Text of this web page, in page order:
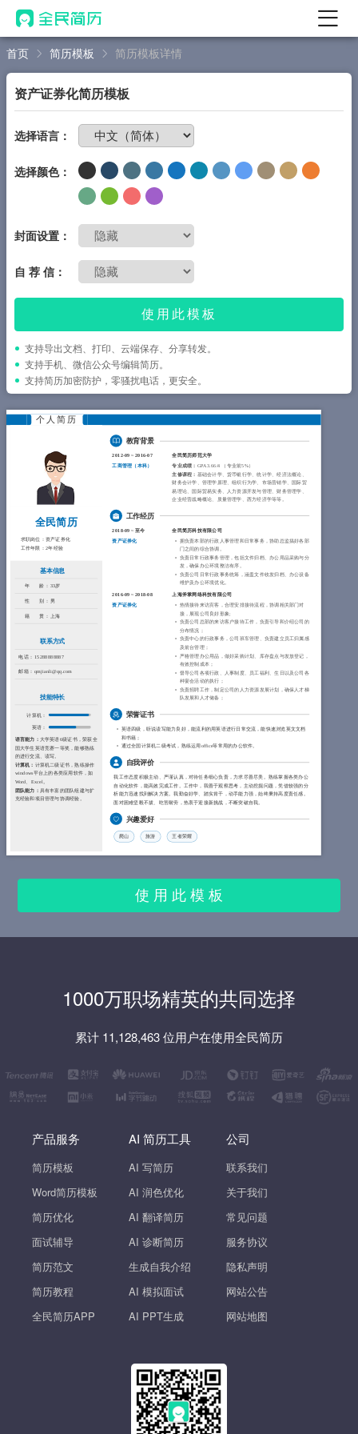
首页
AI 简历工具
AI 优化简历
AI 翻译简历
AI 诊断简历
AI 模拟面试
面试自我介绍
简历教程
登录 / 注册
首页 简历模板 简历模板详情
资产证券化简历模板
选择语言：
选择颜色：
封面设置：
自 荐 信：
使用此模板
支持导出文档、打印、云端保存、分享转发。
支持手机、微信公众号编辑简历。
支持简历加密防护，零骚扰电话，更安全。
个人简历
全民简历
求职岗位： 资产证券化
工作年限： 2年经验
基本信息
年 龄： 33岁
性 别： 男
籍 贯： 上海
联系方式
电话： 15288888887
邮箱： qmjianli@qq.com
技能特长
计算机：
英语：
语言能力： 大学英语6级证书，荣获全
国大学生英语竞赛一等奖，能够熟练
的进行交流、读写。
计算机： 计算机二级证书，熟练操作
windows平台上的各类应用软件，如
Word、Excel。
团队能力： 具有丰富的团队组建与扩
充经验和项目管理与协调经验。
教育背景
2012-09 ~ 2016-07
工商管理（本科）
全民简历师范大学
专业成绩： GPA 3.66/4 （专业前5%）
主修课程： 基础会计学、货币银行学、统计学、经济法概论、
财务会计学、管理学原理、组织行为学、市场营销学、国际贸
易理论、国际贸易实务、人力资源开发与管理、财务管理学、
企业经营战略概论、质量管理学、西方经济学等等。
工作经历
2018-09 ~ 至今
资产证券化
全民简历科技有限公司
拥负责本部的行政人事管理和日常事务，协助总监搞好各部
门之间的综合协调。
负责日常行政事务管理，包括文件归档、办公用品采购与分
发，确保办公环境整洁有序。
负责公司日常行政事务统筹，涵盖文件收发归档、办公设备
维护及办公环境优化。
2016-09 ~ 2018-08
资产证券化
上海斧掌网络科技有限公司
热情接待来访宾客，合理安排接待流程，协调相关部门对
接，展现公司良好形象;
负责公司总部的来访客户接待工作，负责引导和介绍公司的
分布情况；
负责中心的行政事务，公司班车管理、负责建立员工归属感
及前台管理；
严格管理办公用品，做好采购计划、库存盘点与发放登记，
有效控制成本；
督导公司各项行政、人事制度、员工福利、生日以及公司各
种宴会活动的执行；
负责招聘工作，制定公司的人力资源发展计划，确保人才梯
队发展和人才储备；
荣誉证书
英语四级，听说读写能力良好，能流利的用英语进行日常交流，能快速浏览英文文档
和书籍；
通过全国计算机二级考试，熟练运用office等常用的办公软件。
自我评价
我工作态度积极主动、严谨认真，对待任务细心负责，力求尽善尽美。熟练掌握各类办公
自动化软件，能高效完成工作。工作中，我善于观察思考，主动挖掘问题，凭借较强的分
析能力迅速找到解决方案。我勤奋好学、踏实肯干，动手能力强，始终秉持高度责任感。
面对困难坚毅不拔、吃苦耐劳，热衷于迎接新挑战，不断突破自我。
兴趣爱好
爬山 旅游 王者荣耀
使 用 此 模 板
1000万职场精英的共同选择
累计 11,128,463 位用户在使用全民简历
产品服务
简历模板
Word简历模板
简历优化
面试辅导
简历范文
简历教程
全民简历APP
AI 简历工具
AI 写简历
AI 润色优化
AI 翻译简历
AI 诊断简历
生成自我介绍
AI 模拟面试
AI PPT生成
公司
联系我们
关于我们
常见问题
服务协议
隐私声明
网站公告
网站地图